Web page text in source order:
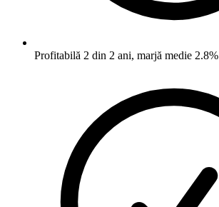
Profitabilă 2 din 2 ani, marjă medie 2.8%